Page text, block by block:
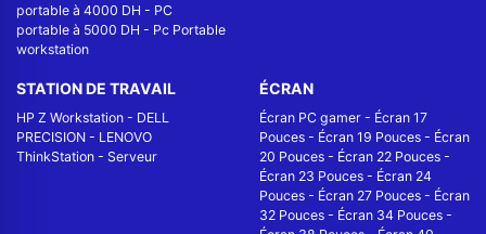
portable à 4000 DH - PC
portable à 5000 DH - Pc Portable
workstation
STATION DE TRAVAIL
HP Z Workstation - DELL
PRECISION - LENOVO
ThinkStation - Serveur
ÉCRAN
Écran PC gamer - Écran 17
Pouces - Écran 19 Pouces - Écran
20 Pouces - Écran 22 Pouces -
Écran 23 Pouces - Écran 24
Pouces - Écran 27 Pouces - Écran
32 Pouces - Écran 34 Pouces -